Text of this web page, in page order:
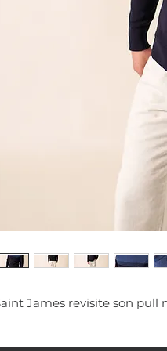
James revisite son pull